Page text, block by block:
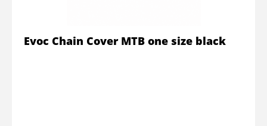
Evoc Chain Cover MTB one size black